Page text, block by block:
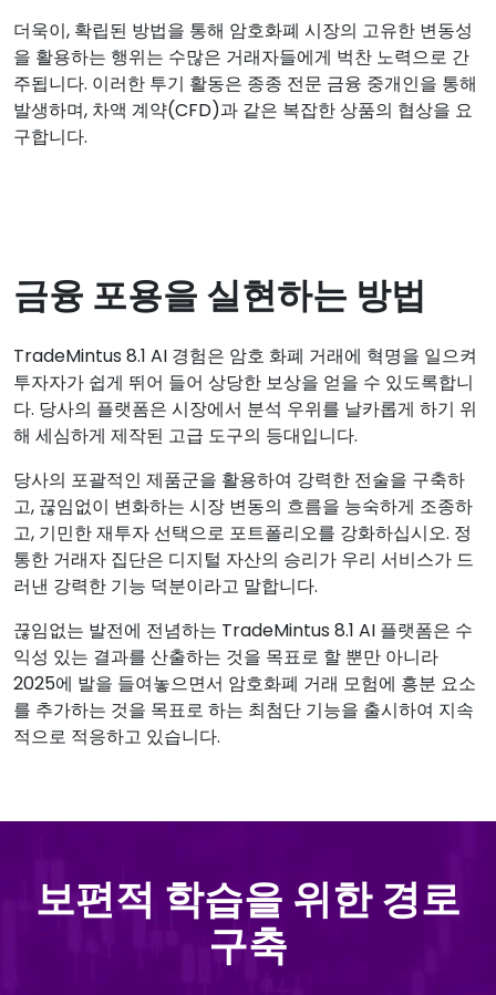
더욱이, 확립된 방법을 통해 암호화폐 시장의 고유한 변동성
을 활용하는 행위는 수많은 거래자들에게 벅찬 노력으로 간
주됩니다. 이러한 투기 활동은 종종 전문 금융 중개인을 통해
발생하며, 차액 계약(CFD)과 같은 복잡한 상품의 협상을 요
구합니다.
금융 포용을 실현하는 방법
TradeMintus 8.1 AI 경험은 암호 화폐 거래에 혁명을 일으켜
투자자가 쉽게 뛰어 들어 상당한 보상을 얻을 수 있도록합니
다. 당사의 플랫폼은 시장에서 분석 우위를 날카롭게 하기 위
해 세심하게 제작된 고급 도구의 등대입니다.
당사의 포괄적인 제품군을 활용하여 강력한 전술을 구축하
고, 끊임없이 변화하는 시장 변동의 흐름을 능숙하게 조종하
고, 기민한 재투자 선택으로 포트폴리오를 강화하십시오. 정
통한 거래자 집단은 디지털 자산의 승리가 우리 서비스가 드
러낸 강력한 기능 덕분이라고 말합니다.
끊임없는 발전에 전념하는 TradeMintus 8.1 AI 플랫폼은 수
익성 있는 결과를 산출하는 것을 목표로 할 뿐만 아니라
2025에 발을 들여놓으면서 암호화폐 거래 모험에 흥분 요소
를 추가하는 것을 목표로 하는 최첨단 기능을 출시하여 지속
적으로 적응하고 있습니다.
보편적 학습을 위한 경로
구축